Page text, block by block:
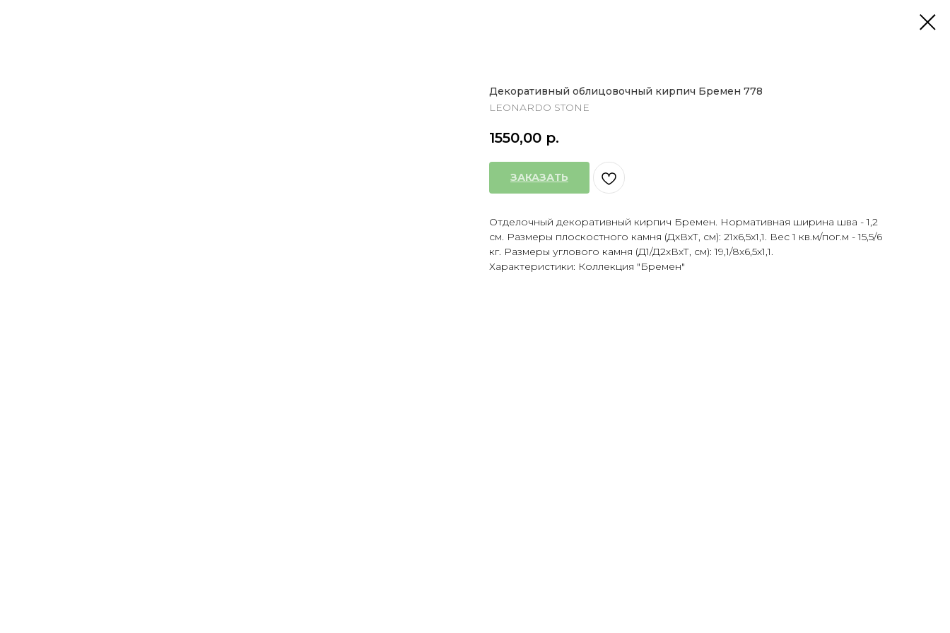
Декоративный облицовочный кирпич Бремен 778
LEONARDO STONE
1550,00 р.
ЗАКАЗАТЬ
Отделочный декоративный кирпич Бремен. Нормативная ширина шва - 1,2
см. Размеры плоскостного камня (ДхВхТ, см): 21х6,5х1,1. Вес 1 кв.м/пог.м - 15,5/6
кг. Размеры углового камня (Д1/Д2хВхТ, см): 19,1/8х6,5х1,1.
Характеристики: Коллекция "Бремен"